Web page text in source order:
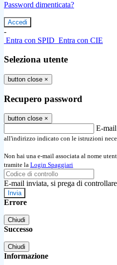
Password dimenticata?
-
Entra con SPID Entra con CIE
Seleziona utente
button close ×
Recupero password
button close ×
E-mail
all'indirizzo indicato con le istruzioni
Non hai una e-mail associata al nome
tramite la Login Spaggiari
E-mail inviata, si prega di
Errore
Chiudi
Successo
Chiudi
Informazione